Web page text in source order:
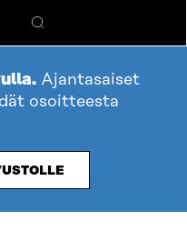
Hae
Ajantasaiset
osoitteesta